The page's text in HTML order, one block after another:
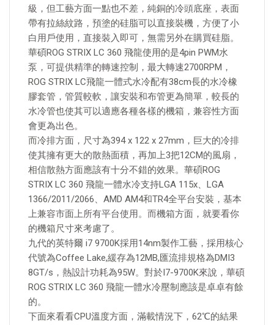
級，但工藝方面一點也不差，純銅的冷頭底座，表面
帶有拉絲紋路，預塗的硅脂可以直接裝機，方便了小
白用戶使用，直接裝入即可，無需另外在購買硅脂。
華碩ROG STRIX LC 360 飛龍使用的是4pin PWM水
泵，可提供精準的轉速控制，最大轉速2700RPM，
ROG STRIX LC飛龍一體式水冷配有38cm長的水冷橡
膠套管，管質較軟，讓安裝和布管更為簡單，較長的
水冷管也使其可以適應各種各樣的機箱，兼容性方面
會更為出色。
而冷排方面，尺寸為394 x 122 x 27mm，巨大的冷排
使其擁有更大的散熱面積，再加上3把12CM的風扇，
相信散熱方面應該有十分不錯的效果。華碩ROG
STRIX LC 360 飛龍一體水冷支持LGA 115x、LGA
1366/2011/2066、AMD AM4和TR4全平台安裝，基本
上兼容市面上所有平台使用。而機箱方面，就要看你
的機箱尺寸來考慮了。
九代的英特爾 i7 9700K採用14nm製作工藝，採用核心
代號為Coffee Lake,緩存為12MB,匯流排規格為DMI3
8GT/s，熱設計功耗為95W。對於I7-9700K來說，華碩
ROG STRIX LC 360 飛龍一體水冷壓制應該是卓卓有餘
的。
下面來看看CPU溫度方面，滿載情況下，62℃的結果